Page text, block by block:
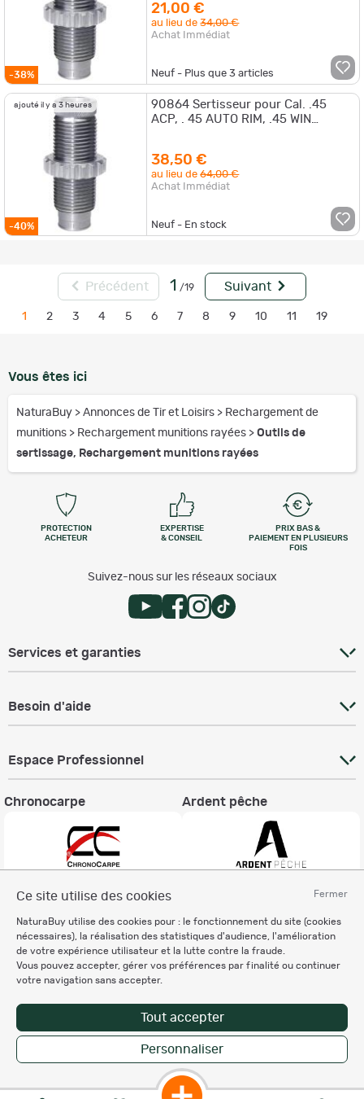
Fermer
Ce site utilise des cookies
NaturaBuy utilise des cookies pour : le fonctionnement du site (cookies
nécessaires), la réalisation des statistiques d'audience, l'amélioration
de votre expérience utilisateur et la lutte contre la fraude.
Vous pouvez accepter, gérer vos préférences par finalité ou continuer
votre navigation sans accepter.
Tout accepter
Personnaliser
-38%
21,00 €
au lieu de34,00 €
Achat Immédiat
Neuf - Plus que3 articles
ajouté il y a 3 heures
-40%
90864 Sertisseur pour Cal. .45
ACP, . 45 AUTO RIM, .45 WIN
38,50 €
au lieu de64,00 €
Achat Immédiat
Neuf - En stock
Enregistrer la recherche
Précédent 1 /19 Suivant
1 2 3 4 5 6 7 8 9 10 11 19
Vous êtes ici
NaturaBuy > Annonces de Tir et Loisirs > Rechargement de
munitions > Rechargement munitions rayées > Outils de
sertissage, Rechargement munitions rayées
PROTECTION
ACHETEUR
EXPERTISE
& CONSEIL
PRIX BAS &
PAIEMENT EN PLUSIEURS
FOIS
Suivez-nous sur les réseaux sociaux
Services et garanties
Besoin d'aide
Espace Professionnel
Chronocarpe Ardent pêche
Charte éthique
Mentions légales
Règlement & Conditions d'utilisation
Politique de protection
des données personnelles
Personnalisation des cookies
Copyright © 2007-2026 NaturaBuy. Tous droits réservés. N°CNIL: 1239459.
Les marques commerciales mentionnées appartiennent à leurs propriétaires
respectifs in 0.100 s